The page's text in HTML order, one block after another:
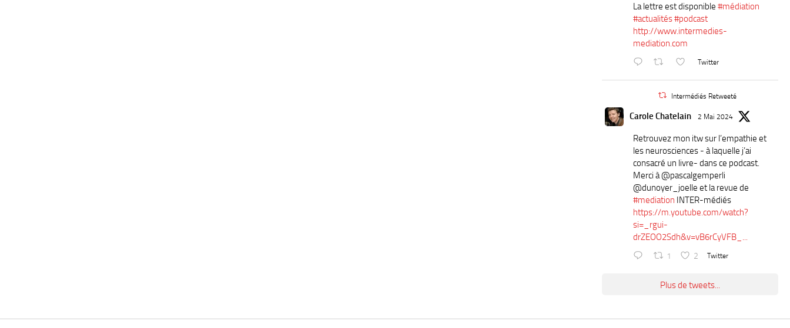
La lettre est disponible #médiation
#actualités#podcast
http://www.intermedies-
mediation.com
Twitter
Intermédiés Retweeté
Carole Chatelain 2 Mai 2024
Retrouvez mon itw sur l’empathie et
les neurosciences - à laquelle j’ai
consacré un livre- dans ce podcast.
Merci à ⁦@pascalgemperli⁩
⁦@dunoyer_joelle⁩ et la revue de
#mediation INTER-médiés
https://m.youtube.com/watch?
si=_rgui-
drZEOO2Sdh&v=vB6rCyVFB_...
1 2 Twitter
Plus de tweets...